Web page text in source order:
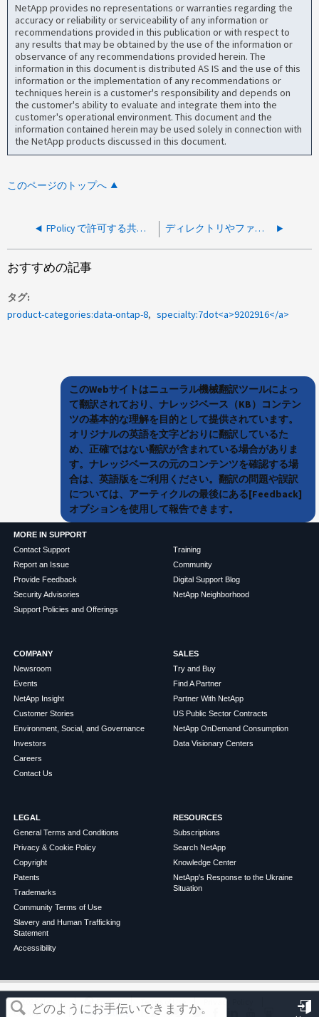
NetApp provides no representations or warranties regarding the
accuracy or reliability or serviceability of any information or
recommendations provided in this publication or with respect to
any results that may be obtained by the use of the information or
observance of any recommendations provided herein. The
information in this document is distributed AS IS and the use of this
information or the implementation of any recommendations or
techniques herein is a customer's responsibility and depends on
the customer's ability to evaluate and integrate them into the
customer's operational environment. This document and the
information contained herein may be used solely in connection with
the NetApp products discussed in this document.
このページのトップへ
FPolicy で許可する共有権限を定義する必要があります Data ONTAP 7-Mode のスクリーニングファイル ディレクトリやファイルをドラッグ/ドロップしたり移動したりしても、アクセス権が継承されないのはなぜですか?
この記事は役に立ちましたか？
おすすめの記事
タグ
product-categories:data-ontap-8
specialty:7dot<a>9202916</a>
このWebサイトはニューラル機械翻訳ツールによっ
て翻訳されており、ナレッジベース（KB）コンテン
ツの基本的な理解を目的として提供されています。
オリジナルの英語を文字どおりに翻訳しているた
め、正確ではない翻訳が含まれている場合がありま
す。ナレッジベースの元のコンテンツを確認する場
合は、英語版をご利用ください。翻訳の問題や誤訳
については、アーティクルの最後にある[Feedback]
オプションを使用して報告できます。
MORE IN SUPPORT
Contact Support
Report an Issue
Provide Feedback
Security Advisories
Support Policies and Offerings
Training
Community
Digital Support Blog
NetApp Neighborhood
COMPANY
Newsroom
Events
NetApp Insight
Customer Stories
Environment, Social, and Governance
Investors
Careers
Contact Us
SALES
Try and Buy
Find A Partner
Partner With NetApp
US Public Sector Contracts
NetApp OnDemand Consumption
Data Visionary Centers
LEGAL
General Terms and Conditions
Privacy & Cookie Policy
Copyright
Patents
Trademarks
Community Terms of Use
Slavery and Human Trafficking
Statement
Accessibility
RESOURCES
Subscriptions
Search NetApp
Knowledge Center
NetApp's Response to the Ukraine
Situation
©2026NetApp English Terms of Use
Privacy Policy
Cookie Policy
Cookie Settings